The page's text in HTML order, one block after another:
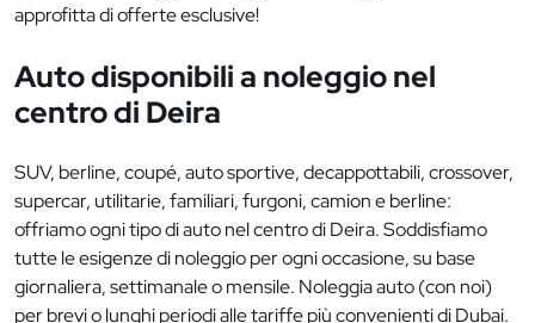
approfitta di offerte esclusive!
Auto disponibili a noleggio nel
centro di Deira
SUV, berline, coupé, auto sportive, decappottabili, crossover,
supercar, utilitarie, familiari, furgoni, camion e berline:
offriamo ogni tipo di auto nel centro di Deira. Soddisfiamo
tutte le esigenze di noleggio per ogni occasione, su base
giornaliera, settimanale o mensile. Noleggia auto (con noi)
per brevi o lunghi periodi alle tariffe più convenienti di Dubai.